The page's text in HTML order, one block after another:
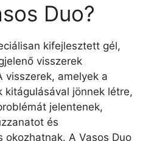
Duo?
kifejlesztett gél,
visszerek
visszerek, amelyek a
kitágulásával jönnek létre,
jelentenek,
és
okozhatnak. A Vasos Duo